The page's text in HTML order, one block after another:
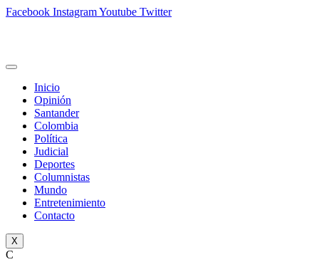
Facebook InstagramYoutube Twitter
Inicio
Opinión
Santander
Colombia
Política
Judicial
Deportes
Columnistas
Mundo
Entretenimiento
Contacto
X
C